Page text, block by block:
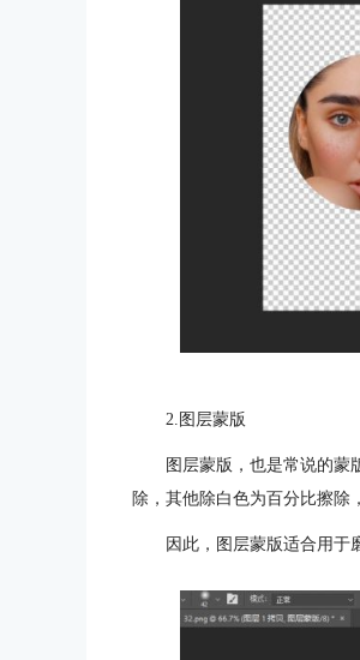
2.图层蒙版
图层蒙版，也是常说的蒙
除，其他除白色为百分比擦除
因此，图层蒙版适合用于